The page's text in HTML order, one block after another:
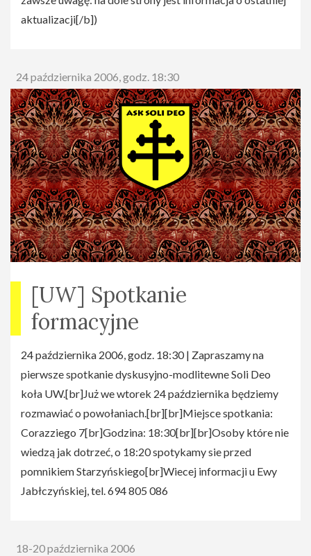
aktualizacji[/b])
24 października 2006, godz. 18:30
[UW] Spotkanie
formacyjne
24 października 2006, godz. 18:30 | Zapraszamy na
pierwsze spotkanie dyskusyjno-modlitewne Soli Deo
koła UW.[br]Już we wtorek 24 października będziemy
rozmawiać o powołaniach.[br][br]Miejsce spotkania:
Corazziego 7[br]Godzina: 18:30[br][br]Osoby które nie
wiedzą jak dotrzeć, o 18:20 spotykamy sie przed
pomnikiem Starzyńskiego[br]Wiecej informacji u Ewy
Jabłczyńskiej, tel. 694 805 086
18-20 października 2006